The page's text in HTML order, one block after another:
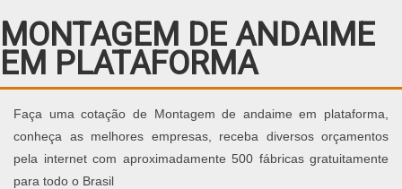
MONTAGEM DE ANDAIME
EM PLATAFORMA
Faça uma cotação de Montagem de andaime em plataforma,
conheça as melhores empresas, receba diversos orçamentos
pela internet com aproximadamente 500 fábricas gratuitamente
para todo o Brasil